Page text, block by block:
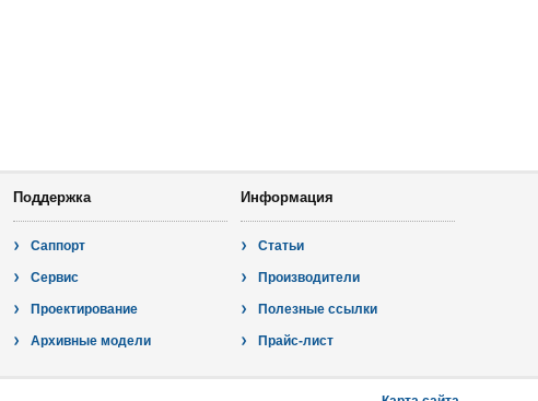
Поддержка
Саппорт
Сервис
Проектирование
Архивные модели
Информация
Статьи
Производители
Полезные ссылки
Прайс-лист